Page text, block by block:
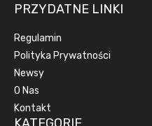
PRZYDATNE LINKI
Regulamin
Polityka Prywatności
Newsy
O Nas
Kontakt